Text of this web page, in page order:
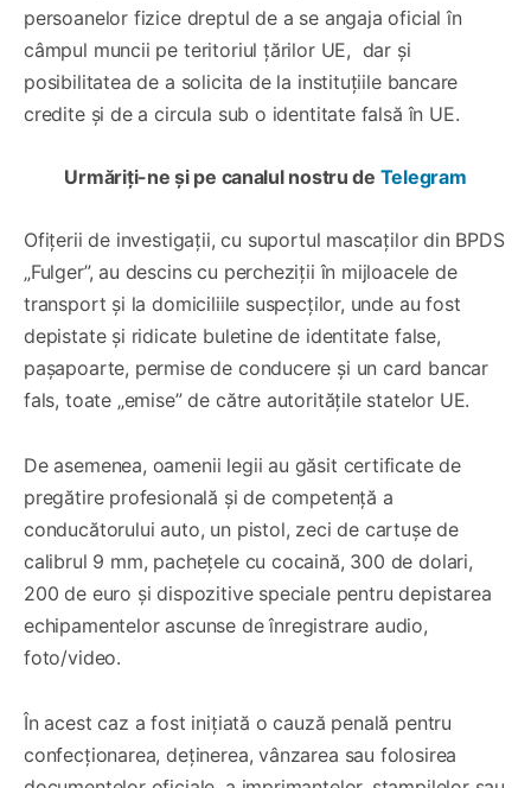
persoanelor fizice dreptul de a se angaja oficial în
câmpul muncii pe teritoriul țărilor UE, dar și
posibilitatea de a solicita de la instituțiile bancare
credite și de a circula sub o identitate falsă în UE.
Urmăriți-ne și pe canalul nostru de Telegram
Ofițerii de investigații, cu suportul mascaților din BPDS
„Fulger”, au descins cu percheziții în mijloacele de
transport și la domiciliile suspecților, unde au fost
depistate și ridicate buletine de identitate false,
pașapoarte, permise de conducere și un card bancar
fals, toate „emise” de către autoritățile statelor UE.
De asemenea, oamenii legii au găsit certificate de
pregătire profesională și de competență a
conducătorului auto, un pistol, zeci de cartușe de
calibrul 9 mm, pachețele cu cocaină, 300 de dolari,
200 de euro și dispozitive speciale pentru depistarea
echipamentelor ascunse de înregistrare audio,
foto/video.
În acest caz a fost inițiată o cauză penală pentru
confecționarea, deținerea, vânzarea sau folosirea